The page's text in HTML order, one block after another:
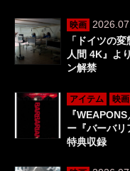
映画
「ドイツの
人間 4K』よ
ン解禁
アイテム 映画
『
ー『バーバ
特典収録